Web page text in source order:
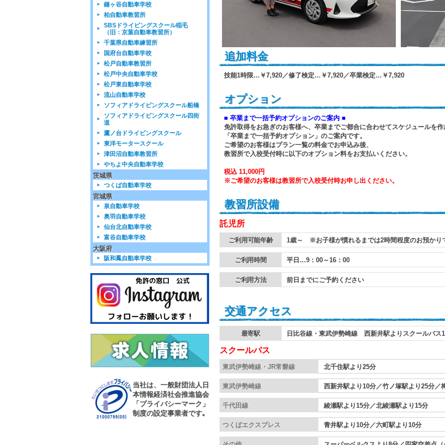
追加料金
技能1時限…￥7,920／修了検定…￥7,920／卒業検定…￥7,920
オプション
■ 卒業まで一括予約オプションのご案内 ■
免許取得をお急ぎのお客様へ、卒業までご都合に合わせてスケジュールを作
「卒業まで一括予約オプション」のご案内です。
ご希望のお客様はプラン一覧の料金でお申込み後、
​教習所で入校受付時に以下のオプション料をお支払いください。
税込 11,000円
※ご希望のお客様は教習所で入校受付時お申し出ください。
教習所設備
託児所
ご利用可能年齢 1歳～ ※お子様が慣れるまでは2時間程度のお預かり
ご利用時間 平日…9：00～16：00
ご利用方法 前日までにご予約ください
交通アクセス
最寄駅 日比谷線・東武伊勢崎線 西新井駅よりスクールバス
スクールバス
東武伊勢崎線・JR常磐線 北千住駅より25分
東武伊勢崎線 西新井駅より10分／竹ノ塚駅より25分／
千代田線 綾瀬駅より15分／北綾瀬駅より15分
つくばエクスプレス 青井駅より10分／六町駅より10分
鎌ヶ谷自動車学校
柏自動車教習所
SBSドライビングスクール稲毛
（旧：京葉自動車教習所）
千葉県自動車練習所
国府台自動車学校
松戸自動車教習所
松戸中央自動車学校
松戸東自動車学校
流山自動車学校
ソフィアドライビングスクール船橋
ソフィアドライビングスクール四街
道
鷹ノ台ドライビングスクール
東洋モータースクール
津田沼自動車教習所
やちよ中央自動車学校
茨城県
つくば自動車学校
宮城県
泉自動車学校
奥羽自動車学校
仙台北自動車学校
富谷自動車学校
大阪府
阪和鳳自動車学校
当社は、一般財団法人日
本情報経済社会推進協会
「プライバシーマーク」
制度の設定事業者です｡